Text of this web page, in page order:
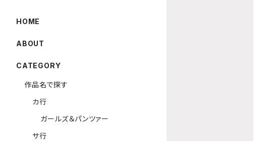
HOME
ABOUT
CATEGORY
作品名で探す
カ行
ガールズ＆パンツァー
サ行